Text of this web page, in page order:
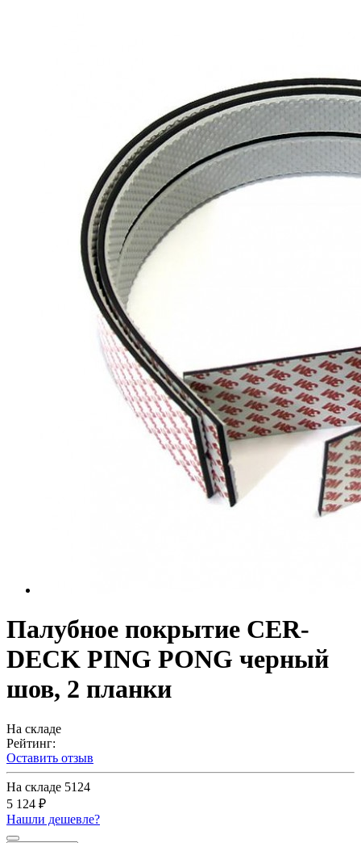
Палубное покрытие CER-
DECK PING PONG черный
шов, 2 планки
На складе
Рейтинг:
Оставить отзыв
На складе 5124
5 124 ₽
Нашли дешевле?